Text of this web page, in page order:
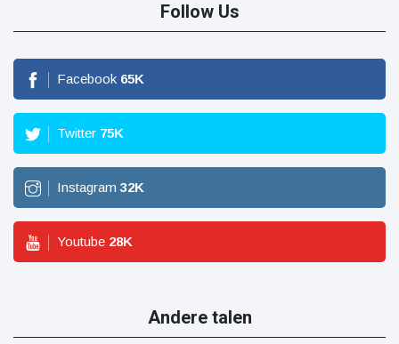
Follow Us
Facebook 65K
Twitter 75K
Instagram 32K
Youtube 28K
Andere talen